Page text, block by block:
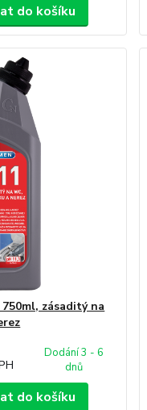
do košíku
750ml, zásaditý na
Dodání 3 - 6
dnů
do košíku